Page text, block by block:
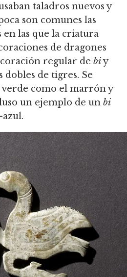
taladros nuevos y
son comunes las
en las que la criatura
de dragones
regular de biy
dobles de tigres. Se
verde como el marrón y
un ejemplo de un bi